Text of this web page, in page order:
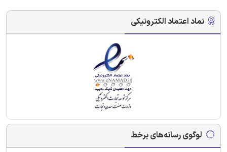
نماد اعتماد الکترونیکی
لوگوی رسانه‌های برخط